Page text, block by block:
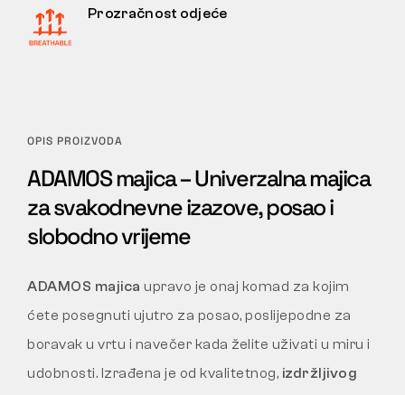
Prozračnost odjeće
OPIS PROIZVODA
ADAMOS majica – Univerzalna majica
za svakodnevne izazove, posao i
slobodno vrijeme
ADAMOS majica upravo je onaj komad za kojim
ćete posegnuti ujutro za posao, poslijepodne za
boravak u vrtu i navečer kada želite uživati u miru i
udobnosti. Izrađena je od kvalitetnog, izdržljivog